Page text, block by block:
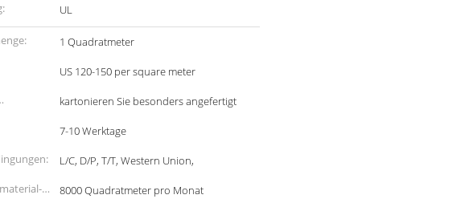
UL
1 Quadratmeter
US 120-150 per square meter
kartonieren Sie besonders angefertigt
7-10 Werktage
L/C, D/P, T/T, Western Union,
8000 Quadratmeter pro Monat